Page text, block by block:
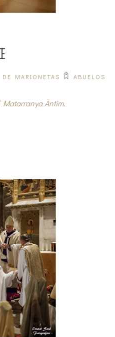
DE MARIONETAS ABUELOS
Ãntim.